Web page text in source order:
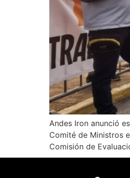
Andes Iron anunció
Comité de Ministros
Comisión de